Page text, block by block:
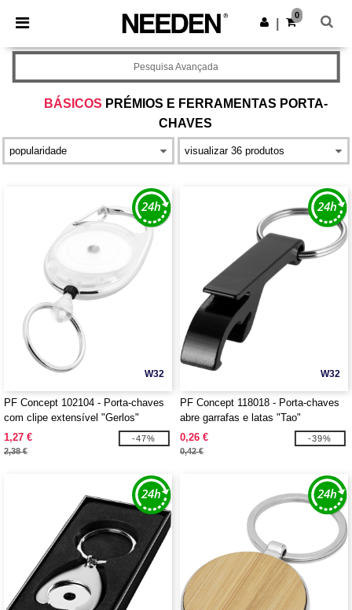
× App Needen
Melhores preços na app!
Obter app
0
BÁSICOS PRÉMIOS E FERRAMENTAS PORTA-
CHAVES
Pesquisa Avançada
W32
PF Concept 102104 - Porta-chaves
com clipe extensível "Gerlos"
1,27 €
2,38 €
-47%
W32
PF Concept 118018 - Porta-chaves
abre garrafas e latas "Tao"
0,26 €
0,42 €
-39%